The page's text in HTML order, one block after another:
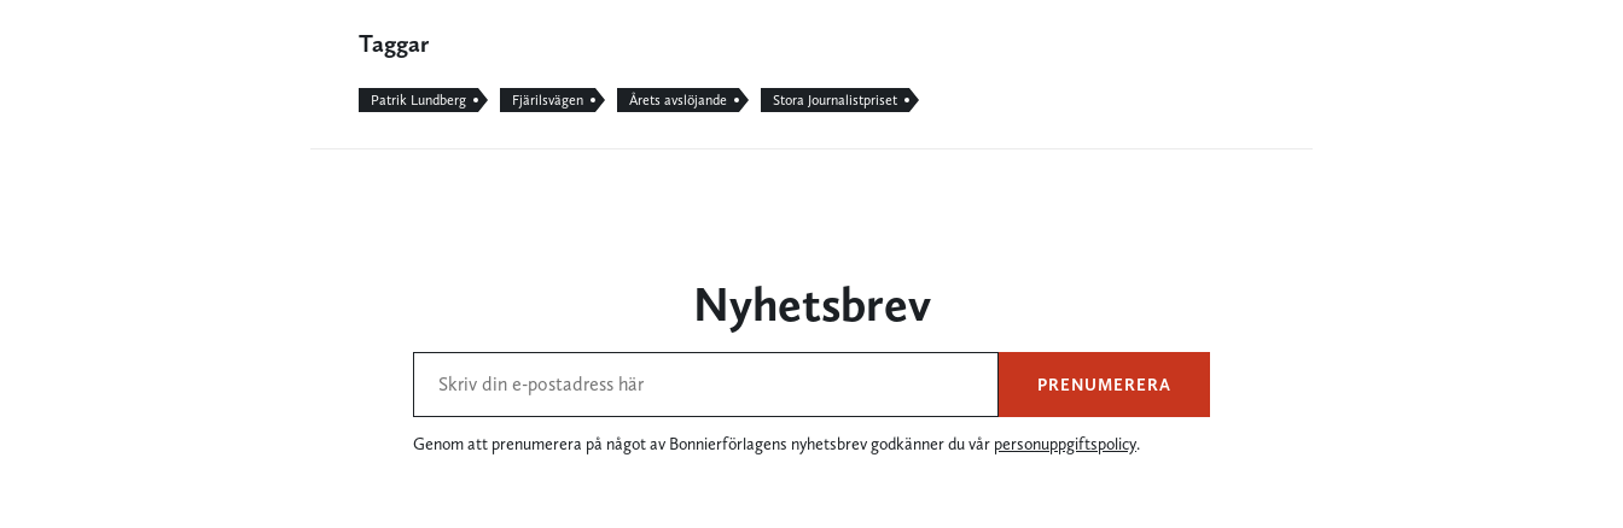
Taggar
Patrik Lundberg Fjärilsvägen Årets avslöjande Stora Journalistpriset
Nyhetsbrev
PRENUMERERA
Genom att prenumerera på något av Bonnierförlagens nyhetsbrev godkänner du vår personuppgiftspolicy.